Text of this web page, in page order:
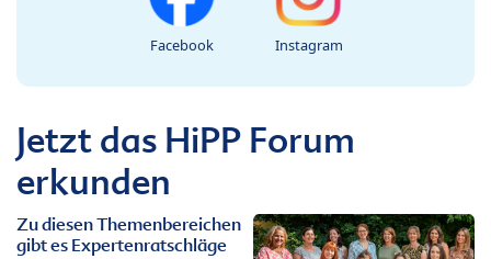
Facebook Instagram
Jetzt das HiPP Forum
erkunden
Zu diesen Themenbereichen
gibt es Expertenratschläge